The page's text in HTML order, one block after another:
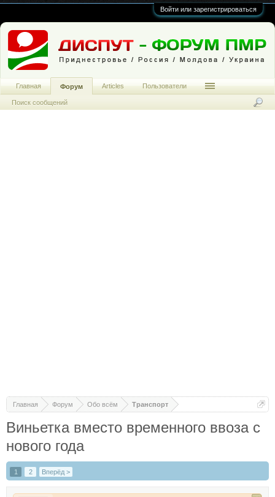
Войти или зарегистрироваться
Главная Форум Обо всём Транспорт
Виньетка вместо временного ввоза с
нового года
1 2 Вперёд >
Главная Форум
Поиск сообщений
Articles Пользователи